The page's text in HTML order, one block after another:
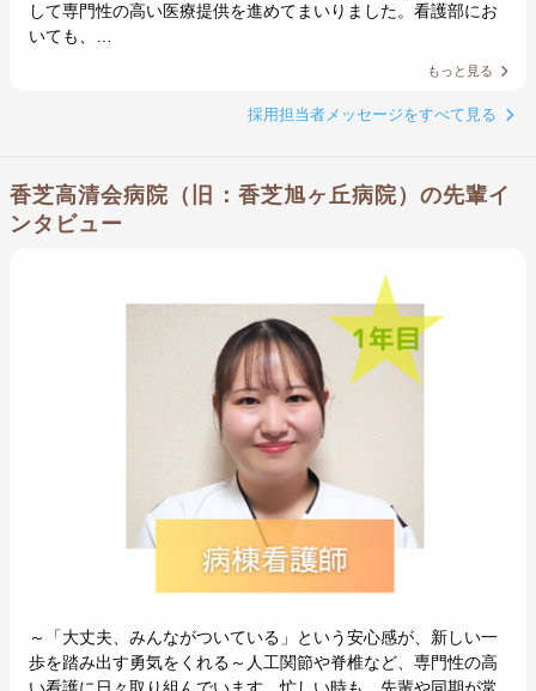
して専門性の高い医療提供を進めてまいりました。看護部にお
いても、…
もっと見る
採用担当者メッセージをすべて見る
香芝高清会病院（旧：香芝旭ヶ丘病院）の先輩イ
ンタビュー
～「大丈夫、みんながついている」という安心感が、新しい一
歩を踏み出す勇気をくれる～人工関節や脊椎など、専門性の高